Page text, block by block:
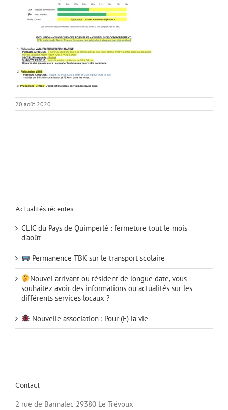
20 août 2020
Actualités récentes
CLIC du Pays de Quimperlé : fermeture tout le mois
d’août
Permanence TBK sur le transport scolaire
Nouvel arrivant ou résident de longue date, vous
souhaitez avoir des informations ou actualités sur les
différents services locaux ?
Nouvelle association : Pour (F) la vie
Contact
2 rue de Bannalec 29380 Le Trévoux